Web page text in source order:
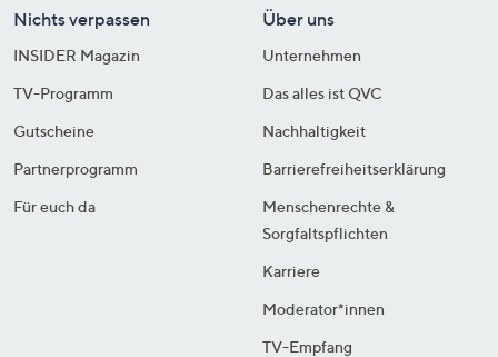
Nichts verpassen
INSIDER Magazin
TV-Programm
Gutscheine
Partnerprogramm
Für euch da
Über uns
Unternehmen
Das alles ist QVC
Nachhaltigkeit
Barrierefreiheitserklärung
Menschenrechte &
Sorgfaltspflichten
Karriere
Moderator*innen
TV-Empfang